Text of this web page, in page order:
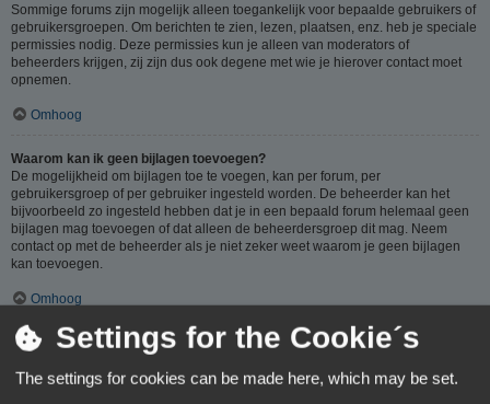
Sommige forums zijn mogelijk alleen toegankelijk voor bepaalde gebruikers of
gebruikersgroepen. Om berichten te zien, lezen, plaatsen, enz. heb je speciale
permissies nodig. Deze permissies kun je alleen van moderators of
beheerders krijgen, zij zijn dus ook degene met wie je hierover contact moet
opnemen.
Omhoog
Waarom kan ik geen bijlagen toevoegen?
De mogelijkheid om bijlagen toe te voegen, kan per forum, per
gebruikersgroep of per gebruiker ingesteld worden. De beheerder kan het
bijvoorbeeld zo ingesteld hebben dat je in een bepaald forum helemaal geen
bijlagen mag toevoegen of dat alleen de beheerdersgroep dit mag. Neem
contact op met de beheerder als je niet zeker weet waarom je geen bijlagen
kan toevoegen.
Omhoog
Waarom ontving ik een waarschuwing?
Op ieder forum gelden specifieke regels, als je één van deze regels (volgens
de beheerder) overtreedt, kun je een waarschuwing ontvangen. Het sturen van
Settings for the Cookie´s
The settings for cookies can be made here, which may be set.